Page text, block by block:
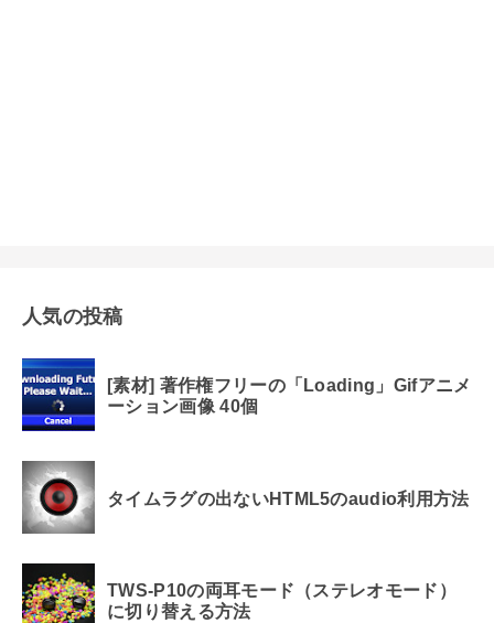
人気の投稿
[素材] 著作権フリーの「Loading」Gifアニメ
ーション画像 40個
タイムラグの出ないHTML5のaudio利用方法
TWS-P10の両耳モード（ステレオモード）
に切り替える方法